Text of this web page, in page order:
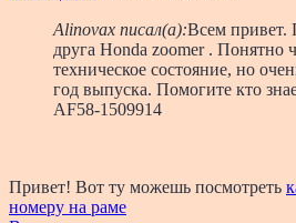
Alinovax писал(а):Всем привет.
друга Honda zoomer . Понятно
техническое состояние, но
год выпуска. Помогите кто
AF58-1509914
Привет! Вот ту можешь посмотреть
номеру на раме